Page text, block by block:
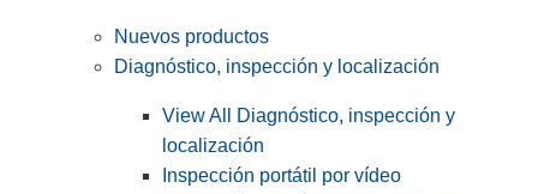
Nuevos productos
Diagnóstico, inspección y localización
View All Diagnóstico, inspección y
localización
Inspección portátil por vídeo